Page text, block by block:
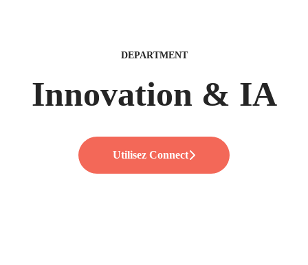
DEPARTMENT
Innovation & IA
Utilisez Connect